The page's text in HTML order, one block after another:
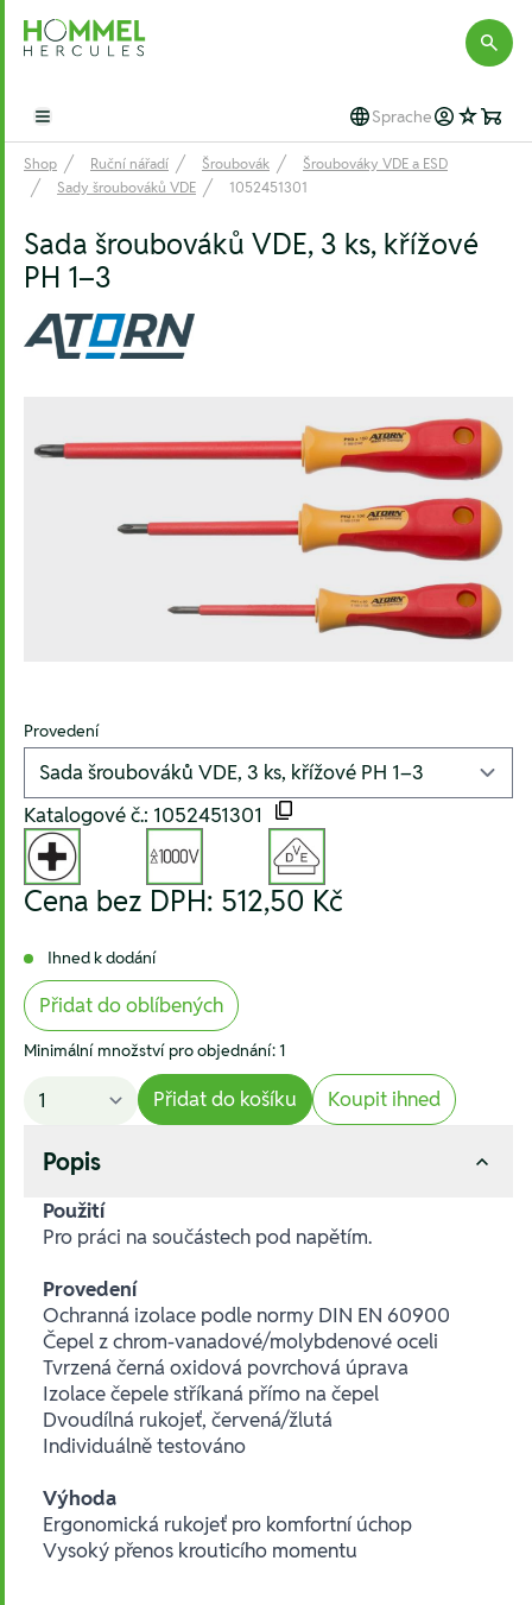
Hommel Hercules
Open main menu Sprache
Shop Ruční nářadí Šroubovák
Šroubováky VDE a ESD
Sady šroubováků VDE
1052451301
Sada šroubováků VDE, 3 ks, křížové
PH 1–3
Provedení
Katalogové č.: 1052451301
Cena bez DPH: 512,50 Kč
Ihned k dodání
Přidat do oblíbených
Minimální množství pro objednání: 1
Přidat do košíku Koupit ihned
Popis
Použití
Pro práci na součástech pod napětím.
Provedení
Ochranná izolace podle normy DIN EN 60900
Čepel z chrom-vanadové/molybdenové oceli
Tvrzená černá oxidová povrchová úprava
Izolace čepele stříkaná přímo na čepel
Dvoudílná rukojeť, červená/žlutá
Individuálně testováno
Výhoda
Ergonomická rukojeť pro komfortní úchop
Vysoký přenos krouticího momentu